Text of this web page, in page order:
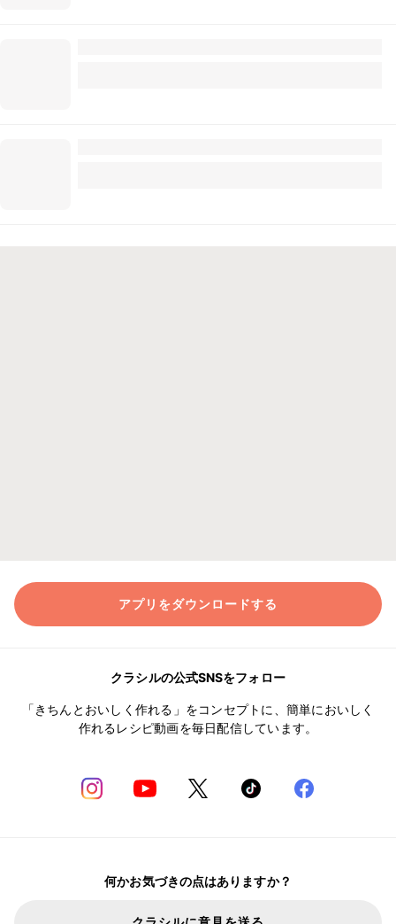
アプリをダウンロードする
クラシルの公式SNSをフォロー
「きちんとおいしく作れる」をコンセプトに、簡単においしく
作れるレシピ動画を毎日配信しています。
何かお気づきの点はありますか？